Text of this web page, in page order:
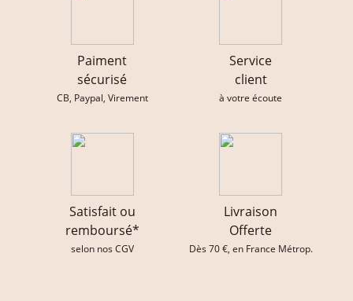
Paiment
sécurisé
CB, Paypal, Virement
Service
client
à votre écoute
Satisfait ou
remboursé*
selon nos CGV
Livraison
Offerte
Dès 70 €, en France Métrop.